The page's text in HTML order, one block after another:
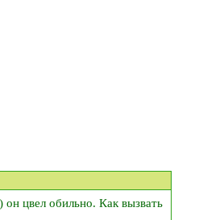
цвел обильно. Как вызвать